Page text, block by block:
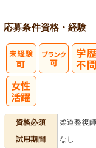
応募条件資格・経験
資格必須
柔道整復
試用期間
なし